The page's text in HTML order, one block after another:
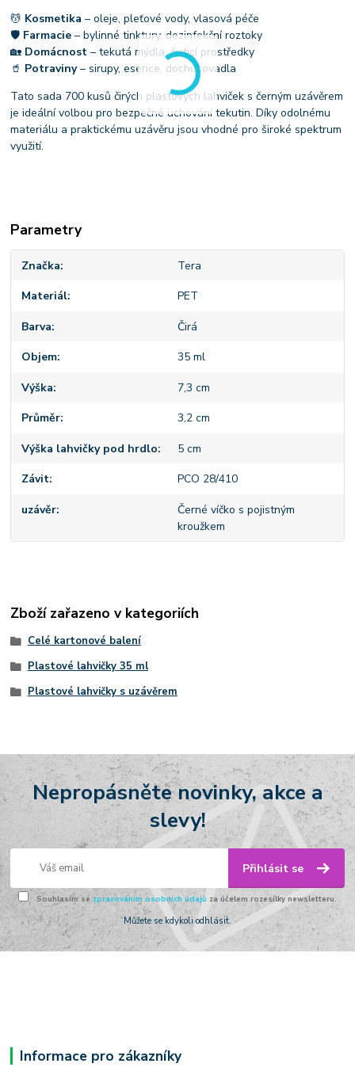
💆 Kosmetika – oleje, pleťové vody, vlasová péče
🛡 Farmacie – bylinné tinktury, dezinfekční roztoky
🏡 Domácnost – tekutá mýdla, čisticí prostředky
🥤 Potraviny– sirupy, esence, dochucovadla
Tato sada 700 kusů čirých plastových lahviček s černým uzávěrem
je ideální volbou pro bezpečné uchování tekutin. Díky odolnému
materiálu a praktickému uzávěru jsou vhodné pro široké spektrum
využití.
Parametry
Značka Tera
Materiál PET
Barva Čirá
Objem 35 ml
Výška 7,3 cm
Průměr 3,2 cm
Výška lahvičky pod hrdlo 5 cm
Závit PCO 28/410
uzávěr
Černé víčko s pojistným
kroužkem
Zboží zařazeno v kategoriích
Celé kartonové balení
Plastové lahvičky 35 ml
Plastové lahvičky s uzávěrem
Nepropásněte novinky, akce a
slevy!
Přihlásit se
Souhlasím se zpracováním osobních údajů za účelem rozesílky newsletteru.
Můžete se kdykoli odhlásit.
Informace pro zákazníky